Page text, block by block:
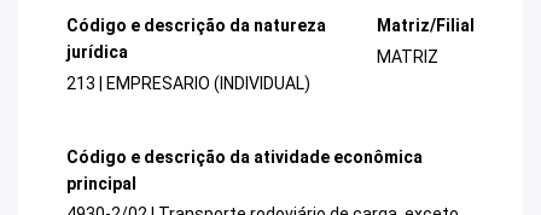
Código e descrição da natureza
jurídica
213 | EMPRESARIO (INDIVIDUAL)
Matriz/Filial
MATRIZ
Código e descrição da atividade econômica
principal